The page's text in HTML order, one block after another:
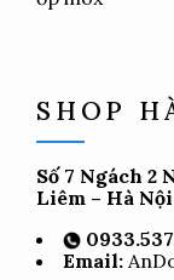
SHOP
Số 7 Ngách 2
Liêm – Hà Nội
Email: